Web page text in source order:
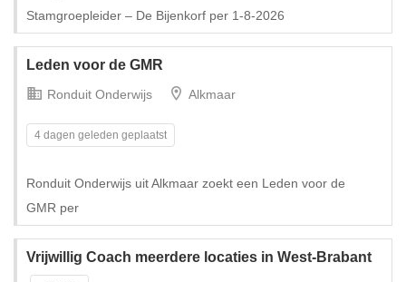
Stamgroepleider – De Bijenkorf per 1-8-2026
Leden voor de GMR
Ronduit Onderwijs Alkmaar
4 dagen geleden geplaatst
Ronduit Onderwijs uit Alkmaar zoekt een Leden voor de
GMR per
Vrijwillig Coach meerdere locaties in West-Brabant